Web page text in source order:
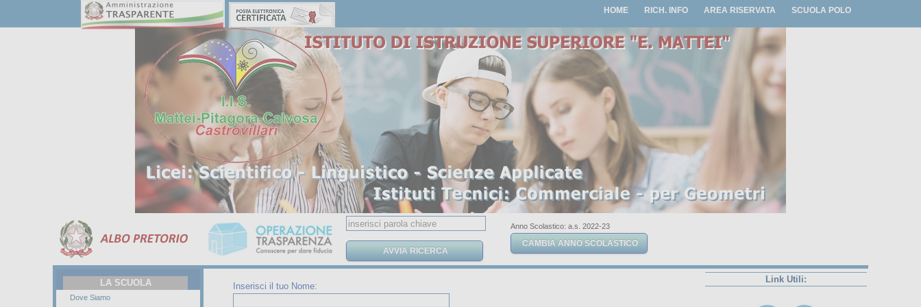
HOME RICH. INFO AREA RISERVATA SCUOLA POLO
Anno Scolastico: a.s. 2022-23
LA SCUOLA
Dove Siamo
Inserisci il tuo Nome:
Link Utili: